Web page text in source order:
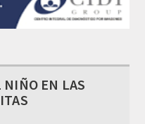
NIÑO EN LAS